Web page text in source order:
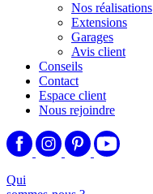
Nos réalisations
Extensions
Garages
Avis client
Conseils
Contact
Espace client
Nous rejoindre
Qui